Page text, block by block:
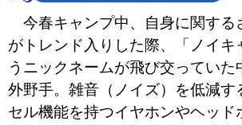
今春キャンプ中、自身に関する
がトレンド入りした際、「ノイキ
うニックネームが飛び交っていた
外野手。雑音（ノイズ）を低減す
セル機能を持つイヤホンやヘッド